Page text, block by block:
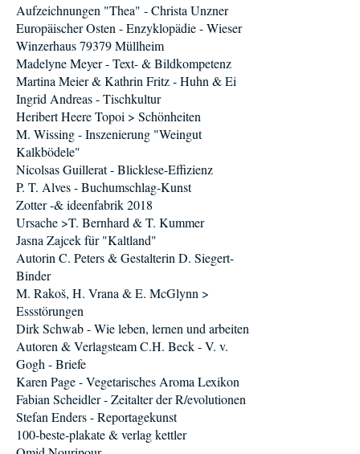
Aufzeichnungen "Thea" - Christa Unzner
Europäischer Osten - Enzyklopädie - Wieser
Winzerhaus 79379 Müllheim
Madelyne Meyer - Text- & Bildkompetenz
Martina Meier & Kathrin Fritz - Huhn & Ei
Ingrid Andreas - Tischkultur
Heribert Heere Topoi > Schönheiten
M. Wissing - Inszenierung "Weingut
Kalkbödele"
Nicolsas Guillerat - Blicklese-Effizienz
P. T. Alves - Buchumschlag-Kunst
Zotter -& ideenfabrik 2018
Ursache >T. Bernhard & T. Kummer
Jasna Zajcek für "Kaltland"
Autorin C. Peters & Gestalterin D. Siegert-
Binder
M. Rakoš, H. Vrana & E. McGlynn >
Essstörungen
Dirk Schwab - Wie leben, lernen und arbeiten
Autoren & Verlagsteam C.H. Beck - V. v.
Gogh - Briefe
Karen Page - Vegetarisches Aroma Lexikon
Fabian Scheidler - Zeitalter der R/evolutionen
Stefan Enders - Reportagekunst
100-beste-plakate & verlag kettler